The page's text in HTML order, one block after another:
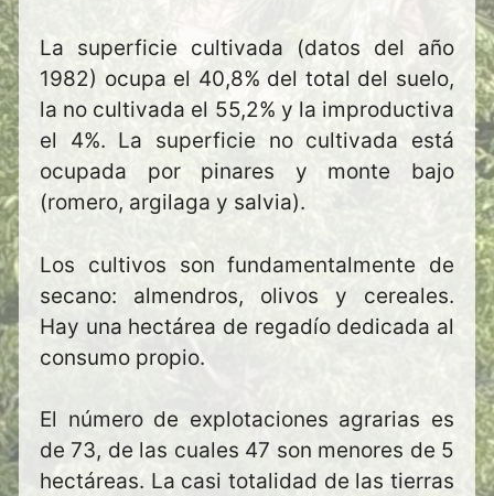
La superficie cultivada (datos del año
1982) ocupa el 40,8% del total del suelo,
la no cultivada el 55,2% y la improductiva
el 4%. La superficie no cultivada está
ocupada por pinares y monte bajo
(romero, argilaga y salvia).
Los cultivos son fundamentalmente de
secano: almendros, olivos y cereales.
Hay una hectárea de regadío dedicada al
consumo propio.
El número de explotaciones agrarias es
de 73, de las cuales 47 son menores de 5
hectáreas. La casi totalidad de las tierras